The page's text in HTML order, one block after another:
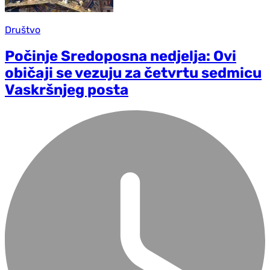
Društvo
Počinje Sredoposna nedjelja: Ovi
običaji se vezuju za četvrtu sedmicu
Vaskršnjeg posta